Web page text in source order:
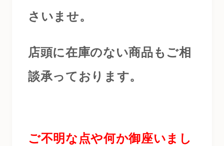
さいませ。
店頭に在庫のない商品もご相
談承っております。
ご不明な点や何か御座いまし